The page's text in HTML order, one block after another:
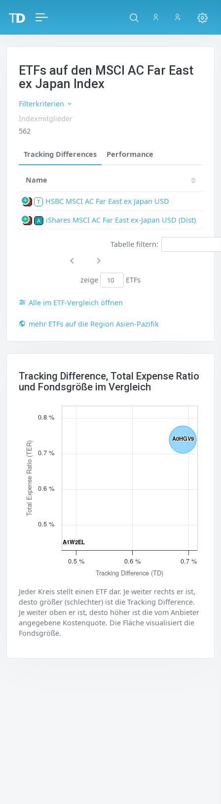
ETFs auf den MSCI AC Far East
ex Japan Index
Filterkriterien
Indexmitglieder
562
Tracking Differences Performance
Name
P T HSBC MSCI AC Far East ex Japan USD
P A iShares MSCI AC Far East ex-Japan USD (Dist)
Tabelle filtern:
zeige ETFs
Alle im ETF-Vergleich öffnen
mehr ETFs auf die Region Asien-Pazifik
Tracking Difference, Total Expense Ratio
und Fondsgröße im Vergleich
Tracking Difference (TD)
Total Expense Ratio (TER)
A0HGV9
A0HGV9
A1W2EL
A1W2EL
0.5 % 0.6 % 0.7 %
0.5 %
0.6 %
0.7 %
0.8 %
Jeder Kreis stellt einen ETF dar. Je weiter rechts er ist,
desto größer (schlechter) ist die Tracking Difference.
Je weiter oben er ist, desto höher ist die vom Anbieter
angegebene Kostenquote. Die Fläche visualisiert die
Fondsgröße.